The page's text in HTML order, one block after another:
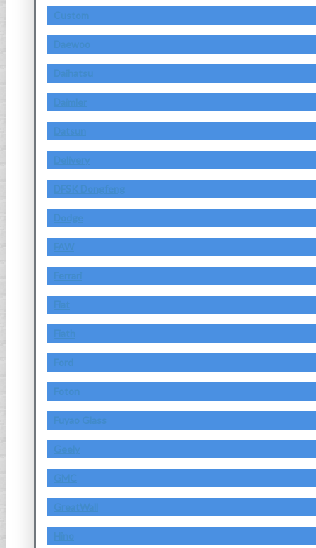
Custom
Daewoo
Daihatsu
Daimler
Datsun
Delivery
DFSK Dongfeng
Dodge
FAW
Ferrari
Fiat
Fiath
Ford
Foton
Fuyao Glass
Geely
GMC
GreatWall
Hino